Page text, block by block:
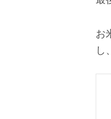
お
し